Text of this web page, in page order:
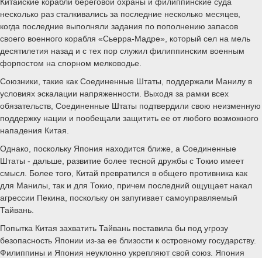
Китайские корабли береговой охраны и филиппинские суда
несколько раз сталкивались за последние несколько месяцев,
когда последние выполняли задания по пополнению запасов
своего военного корабля «Сьерра-Мадре», который сел на мель
десятилетия назад и с тех пор служил филиппинским военным
форпостом на спорном мелководье.
Союзники, такие как Соединенные Штаты, поддержали Манилу в
условиях эскалации напряженности. Выходя за рамки всех
обязательств, Соединенные Штаты подтвердили свою неизменную
поддержку нации и пообещали защитить ее от любого возможного
нападения Китая.
Однако, поскольку Япония находится ближе, а Соединенные
Штаты - дальше, развитие более тесной дружбы с Токио имеет
смысл. Более того, Китай превратился в общего противника как
для Манилы, так и для Токио, причем последний ощущает накал
агрессии Пекина, поскольку он запугивает самоуправляемый
Тайвань.
Попытка Китая захватить Тайвань поставила бы под угрозу
безопасность Японии из-за ее близости к островному государству.
Филиппины и Япония неуклонно укрепляют свой союз. Япония